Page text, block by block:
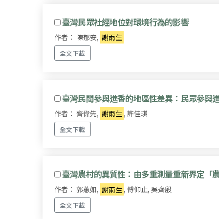
臺灣民眾社經地位對環境行為的影響
作者： 陳郁安, 謝雨生
全文下載
臺灣民間參與進香的地區性差異：民眾參與
作者： 齊偉先, 謝雨生 , 許佳琪
全文下載
臺灣農村的異質性：由多重測量重新界定「農
作者： 郭蕙如, 謝雨生 , 傅仰止, 吳齊殷
全文下載